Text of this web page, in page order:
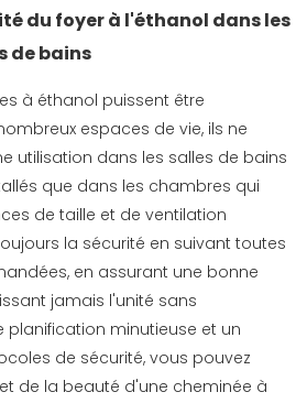
du foyer à l'éthanol dans les
de bains
à éthanol puissent être
espaces de vie, ils ne
utilisation dans les salles de bains
que dans les chambres qui
de taille et de ventilation
la sécurité en suivant toutes
en assurant une bonne
jamais l'unité sans
planification minutieuse et un
de sécurité, vous pouvez
de la beauté d'une cheminée à